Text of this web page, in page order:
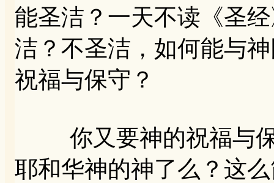
能圣洁？一天不读《圣
洁？不圣洁，如何能与
祝福与保守？
你又要神的祝福与保
耶和华神的神了么？这